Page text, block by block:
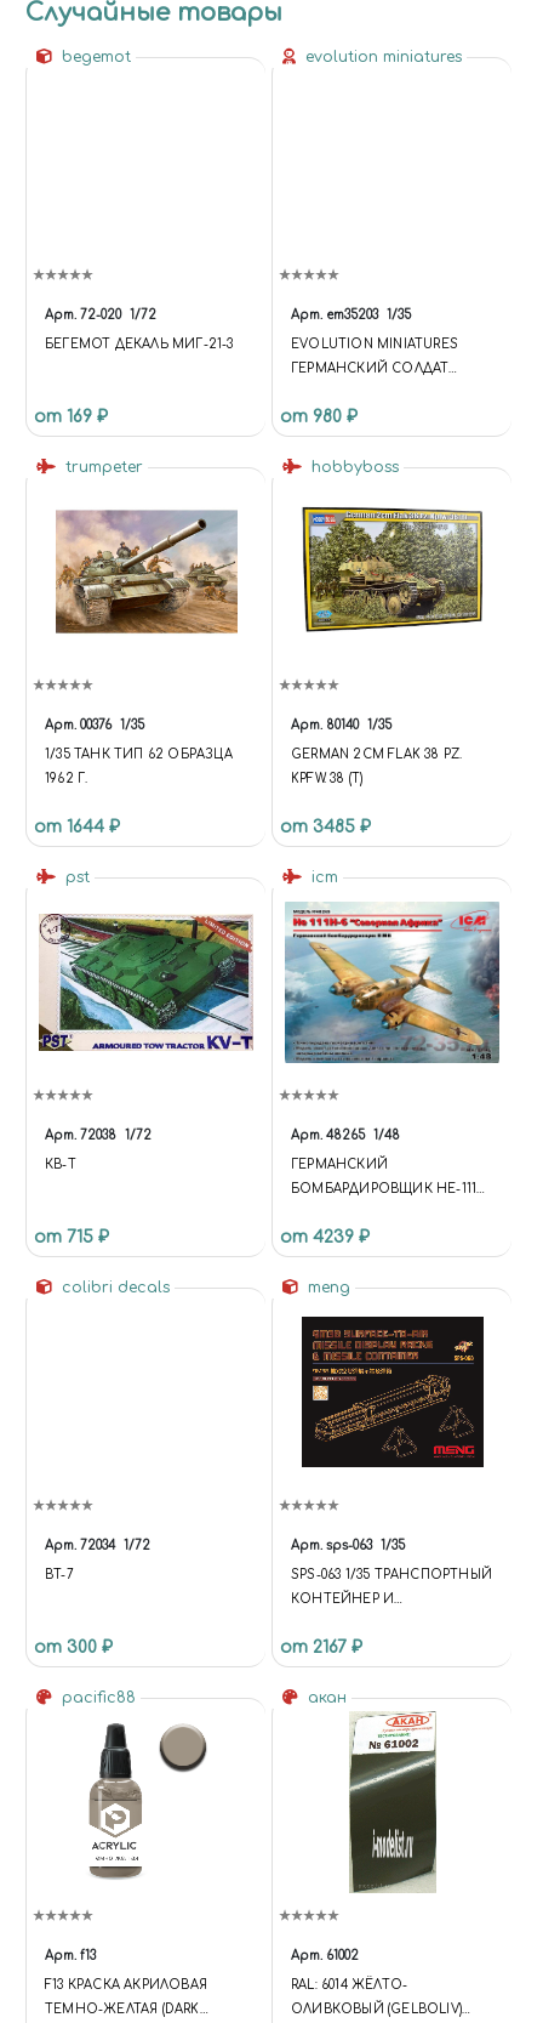
Случайные товары
begemot
Арт. 72-020 1/72
БЕГЕМОТ ДЕКАЛЬ МИГ-21-3
от 169 ₽
evolution miniatures
Арт. em35203 1/35
EVOLUTION MINIATURES
ГЕРМАНСКИЙ СОЛДАТ
от 980 ₽
trumpeter
Арт. 00376 1/35
1/35 ТАНК ТИП 62 ОБРАЗЦА
1962 Г.
от 1644 ₽
hobbyboss
Арт. 80140 1/35
GERMAN 2CM FLAK 38 PZ.
KPFW. 38 (T)
от 3485 ₽
pst
Арт. 72038 1/72
КВ-Т
от 715 ₽
icm
Арт. 48265 1/48
ГЕРМАНСКИЙ
БОМБАРДИРОВЩИК HE-111H-
от 4239 ₽
colibri decals
Арт. 72034 1/72
BT-7
от 300 ₽
meng
Арт. sps-063 1/35
SPS-063 1/35 ТРАНСПОРТНЫЙ
КОНТЕЙНЕР И
СТОЙКИ ДЛЯ РОССИЙСКОЙ
РАКЕТЫ ЗЕМЛЯ-ВОЗДУХ
9M38
от 2167 ₽
pacific88
Арт. f13
F13 КРАСКА АКРИЛОВАЯ
ТЕМНО-ЖЕЛТАЯ (DARK
акан
Арт. 61002
RAL: 6014 ЖЁЛТО-
ОЛИВКОВЫЙ (GELBOLIV)